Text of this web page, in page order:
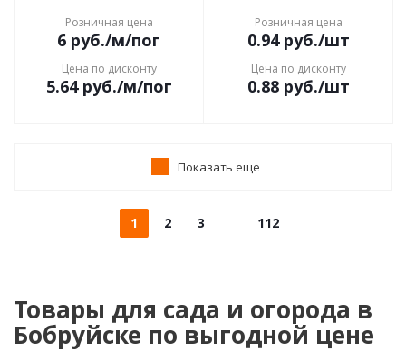
Розничная цена
6 руб./м/пог
Цена по дисконту
5.64руб./м/пог
Розничная цена
0.94руб./шт
Цена по дисконту
0.88руб./шт
Показать еще
1 2 3 112
Товары для сада и огорода в
Бобруйске по выгодной цене